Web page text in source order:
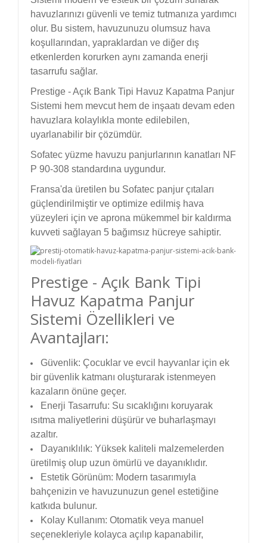
havuzlarınızı güvenli ve temiz tutmanıza yardımcı
olur. Bu sistem, havuzunuzu olumsuz hava
koşullarından, yapraklardan ve diğer dış
etkenlerden korurken aynı zamanda enerji
tasarrufu sağlar.
Prestige - Açık Bank Tipi Havuz Kapatma Panjur
Sistemi hem mevcut hem de inşaatı devam eden
havuzlara kolaylıkla monte edilebilen,
uyarlanabilir bir çözümdür.
Sofatec yüzme havuzu panjurlarının kanatları NF
P 90-308 standardına uygundur.
Fransa'da üretilen bu Sofatec panjur çıtaları
güçlendirilmiştir ve optimize edilmiş hava
yüzeyleri için ve aprona mükemmel bir kaldırma
kuvveti sağlayan 5 bağımsız hücreye sahiptir.
Prestige - Açık Bank Tipi
Havuz Kapatma Panjur
Sistemi Özellikleri ve
Avantajları:
Güvenlik: Çocuklar ve evcil hayvanlar için ek
bir güvenlik katmanı oluşturarak istenmeyen
kazaların önüne geçer.
Enerji Tasarrufu: Su sıcaklığını koruyarak
ısıtma maliyetlerini düşürür ve buharlaşmayı
azaltır.
Dayanıklılık: Yüksek kaliteli malzemelerden
üretilmiş olup uzun ömürlü ve dayanıklıdır.
Estetik Görünüm: Modern tasarımıyla
bahçenizin ve havuzunuzun genel estetiğine
katkıda bulunur.
Kolay Kullanım: Otomatik veya manuel
seçenekleriyle kolayca açılıp kapanabilir,